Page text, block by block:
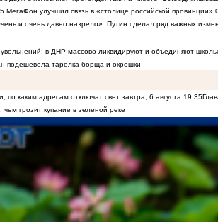
МегаФон улучшил связь в «столице российской провинции»
и очень давно назрело»: Путин сделал ряд важных
в ДНР массово ликвидируют и объединяют
подешевела тарелка борща и окрошки
каким адресам отключат свет завтра, 6 августа 19:35
грозит купание в зеленой реке